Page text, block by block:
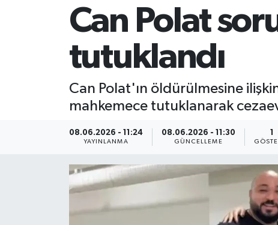
Can Polat
tutuklandı
Can Polat'ın öldürülmesine
mahkemece tutuklanarak
08.06.2026 - 11:24
YAYINLANMA
08.06.2026 - 11:30
GÜNCELLEME
1
Magazin
İzmir Namaz Vakitleri
Süper Lig Puan Durumu ve Fikstür
Son Dakika Haberleri